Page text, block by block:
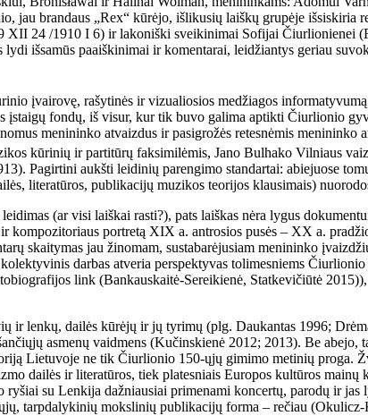
brandaus „Rex“ kūrėjo, išlikusių laiškų grupėje išsiskiria
XII 24 /1910 I 6) ir lakoniški sveikinimai Sofijai Čiurlionienei
lydi išsamūs paaiškinimai ir komentarai, leidžiantys geriau
įvairovę, rašytinės ir vizualiosios medžiagos
fondų, iš visur, kur tik buvo galima aptikti Čiurlionio
menininko atvaizdus ir pasigrožės retesnėmis
kūrinių ir partitūrų faksimilėmis, Jano Bulhako Vilniaus
Pagirtini aukšti leidinių parengimo standartai: abiejuose
literatūros, publikacijų muzikos teorijos klausimais)
(ar visi laiškai rasti?), pats laiškas nėra lygus
portretą XIX a. antrosios pusės – XX a.
skaitymas jau žinomam, sustabarėjusiam menininko
darbas atveria perspektyvas tolimesniems
link (Bankauskaitė-Sereikienė, Statkevičiūtė
ir lenkų, dailės kūrėjų ir jų tyrimų (plg. Daukantas 1996;
asmenų vaidmens (Kučinskienė 2012; 2013). Be abejo,
Lietuvoje ne tik Čiurlionio 150-ųjų gimimo metinių proga.
dailės ir literatūros, tiek platesniais Europos kultūros
su Lenkija dažniausiai primenami koncertų, parodų ir
tarpdalykinių mokslinių publikacijų forma – rečiau